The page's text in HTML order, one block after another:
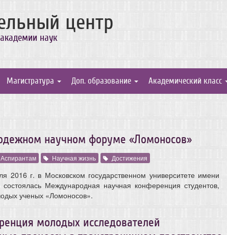
центр
наук
Магистратура Доп. образование Академический класс
научном форуме «Ломоносов»
Аспирантам Научная жизнь Достижения
2016 г. в Московском государственном университете имени
Международная научная конференция студентов,
ученых «Ломоносов».
молодых исследователей